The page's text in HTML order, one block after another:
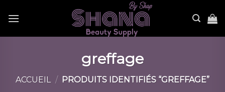
greffage
ACCUEIL /
PRODUITS IDENTIFIÉS “GREFFAGE”